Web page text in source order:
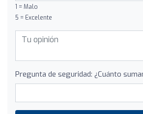
1 = Malo
5 = Excelente
Pregunta de seguridad: ¿Cuánto